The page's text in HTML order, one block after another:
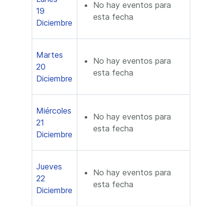
19
Diciembre
No hay eventos para
esta fecha
Martes
20
Diciembre
No hay eventos para
esta fecha
Miércoles
21
Diciembre
No hay eventos para
esta fecha
Jueves
22
Diciembre
No hay eventos para
esta fecha